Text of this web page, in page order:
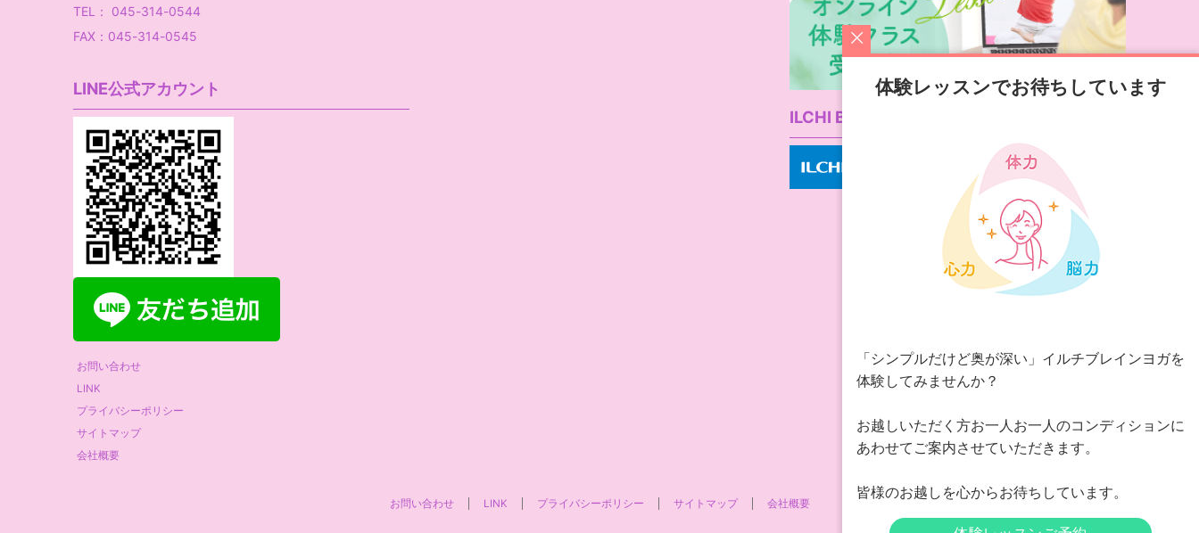
TEL： 045-314-0544
FAX：045-314-0545
LINE公式アカウント
お問い合わせ
LINK
プライバシーポリシー
サイトマップ
会社概要
ILCHI Brain Yoga公式サイト
お問い合わせ LINK プライバシーポリシー サイトマップ 会社概要
体験レッスンでお待ちしています
「シンプルだけど奥が深い」イルチブレインヨガを
体験してみませんか？
お越しいただく方お一人お一人のコンディションに
あわせてご案内させていただきます。
皆様のお越しを心からお待ちしています。